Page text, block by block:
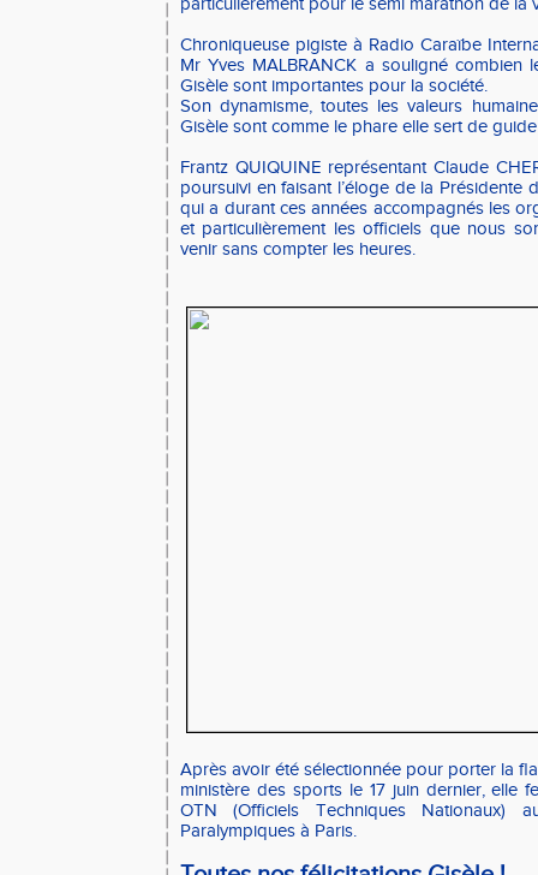
particulièrement pour le semi marathon de la
Chroniqueuse pigiste à Radio Caraïbe
Mr Yves MALBRANCK a souligné combien
Gisèle sont importantes pour la société.
Son dynamisme, toutes les valeurs
Gisèle sont comme le phare elle sert de
Frantz QUIQUINE représentant Claude
poursuivi en faisant l’éloge de la Présidente
qui a durant ces années accompagnés les
et particulièrement les officiels que nous
venir sans compter les heures.
Après avoir été sélectionnée pour porter la
ministère des sports le 17 juin dernier, elle
OTN (Officiels Techniques Nationaux)
Paralympiques à Paris.